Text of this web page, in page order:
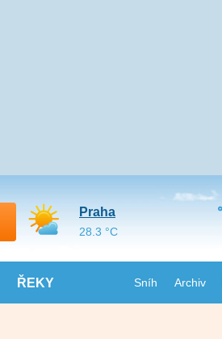
ŘEKY Sníh Archiv
Praha
28.3 °C